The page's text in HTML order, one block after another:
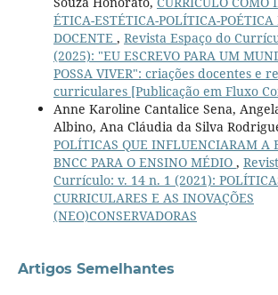
ÉTICA-ESTÉTICA-POLÍTICA-
DOCENTE , Revista Espaço do
(2025): "EU ESCREVO PARA UM
POSSA VIVER": criações docentes e
curriculares [Publicação em Fluxo
Anne Karoline Cantalice Sena,
Albino, Ana Cláudia da Silva
POLÍTICAS QUE INFLUENCIARAM A
BNCC PARA O ENSINO MÉDIO ,
Currículo: v. 14 n. 1 (2021):
CURRICULARES E AS INOVAÇÕES
(NEO)CONSERVADORAS
Artigos Semelhantes